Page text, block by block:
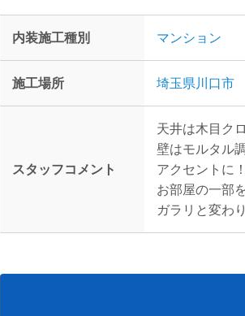
内装施工種別 マンション
施工場所 埼玉県川口市
スタッフコメント
天井は木目ク
壁はモルタル
アクセントに！
お部屋の一部
ガラリと変わ